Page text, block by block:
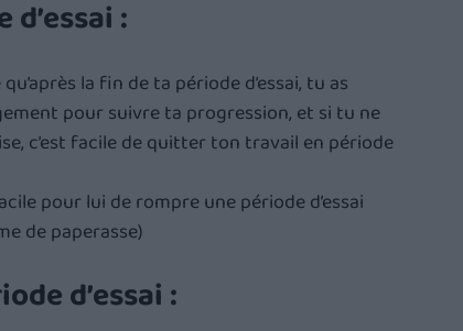
:
la fin de ta période d’essai, tu as
pour suivre ta progression, et si tu ne
c’est facile de quitter ton travail en période
pour lui de rompre une période d’essai
de paperasse)
d’essai :